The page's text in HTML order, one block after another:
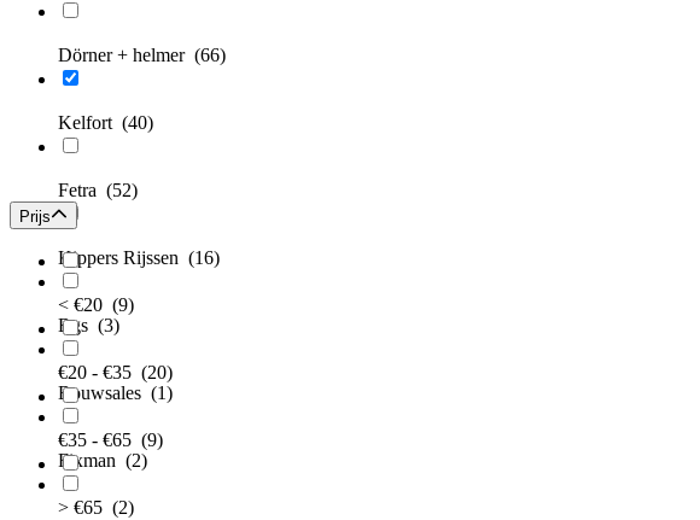
Dörner + helmer (66)
Kelfort (40)
Fetra (52)
Kippers Rijssen (16)
Bgs (3)
Bouwsales (1)
Fixman (2)
Prijs
< €20 (9)
€20 - €35 (20)
€35 - €65 (9)
> €65 (2)